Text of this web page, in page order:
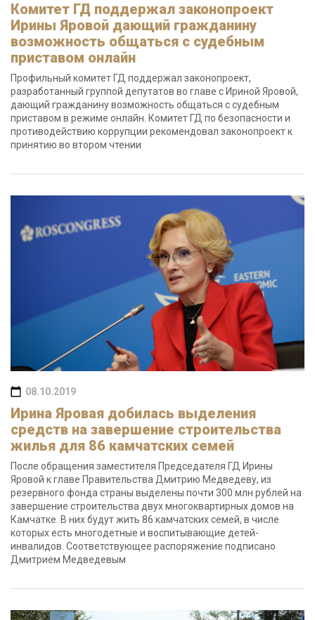
Комитет ГД поддержал законопроект
Ирины Яровой дающий гражданину
возможность общаться с судебным
приставом онлайн
Профильный комитет ГД поддержал законопроект,
разработанный группой депутатов во главе с Ириной Яровой,
дающий гражданину возможность общаться с судебным
приставом в режиме онлайн. Комитет ГД по безопасности и
противодействию коррупции рекомендовал законопроект к
принятию во втором чтении
08.10.2019
Ирина Яровая добилась выделения
средств на завершение строительства
жилья для 86 камчатских семей
После обращения заместителя Председателя ГД Ирины
Яровой к главе Правительства Дмитрию Медведеву, из
резервного фонда страны выделены почти 300 млн рублей на
завершение строительства двух многоквартирных домов на
Камчатке. В них будут жить 86 камчатских семей, в числе
которых есть многодетные и воспитывающие детей-
инвалидов. Соответствующее распоряжение подписано
Дмитрием Медведевым